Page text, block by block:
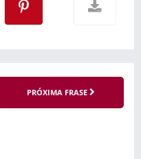
PRÓXIMA FRASE